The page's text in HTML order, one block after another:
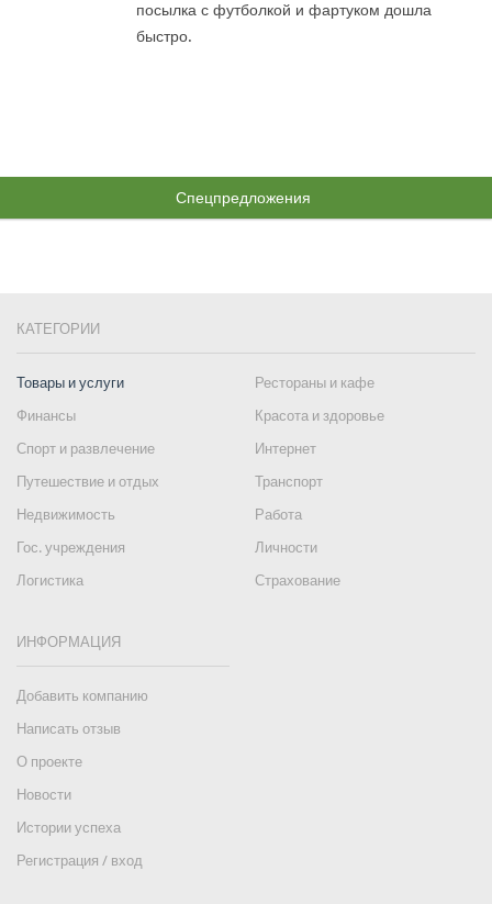
посылка с футболкой и фартуком дошла
быстро.
Спецпредложения
КАТЕГОРИИ
Товары и услуги
Рестораны и кафе
Финансы
Красота и здоровье
Спорт и развлечение
Интернет
Путешествие и отдых
Транспорт
Недвижимость
Работа
Гос. учреждения
Личности
Логистика
Страхование
ИНФОРМАЦИЯ
Добавить компанию
Написать отзыв
О проекте
Новости
Истории успеха
Регистрация / вход